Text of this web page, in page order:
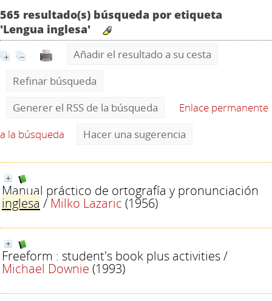
565 resultado(s) búsqueda por etiqueta
'Lengua inglesa'
Añadir el resultado a su cesta
Refinar búsqueda
Generer el RSS de la búsqueda
Enlace permanente
a la búsqueda
Hacer una sugerencia
Manual práctico de ortografía y pronunciación
inglesa / Milko Lazaric (1956)
Freeform : student's book plus activities/
Michael Downie (1993)